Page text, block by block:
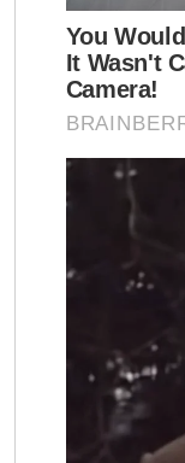
setiap
yang
“Alasan
selama
selesai
bon
Adik
bapa